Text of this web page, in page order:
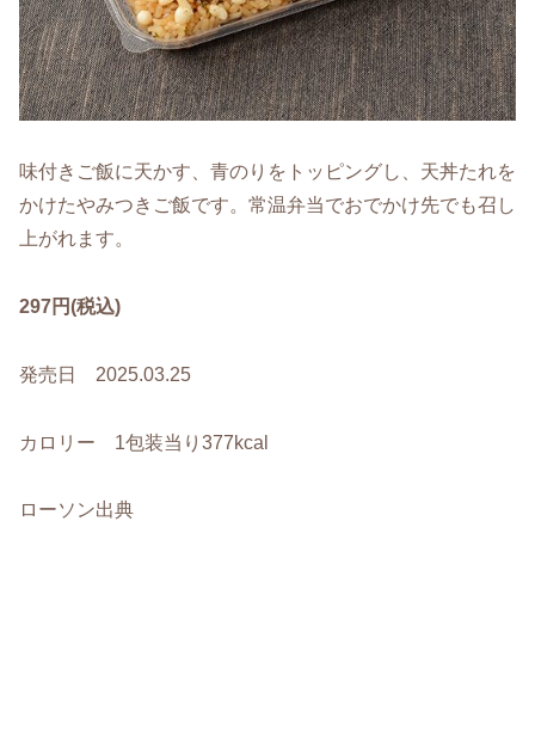
味付きご飯に天かす、青のりをトッピングし、天丼たれを
かけたやみつきご飯です。常温弁当でおでかけ先でも召し
上がれます。
297円(税込)
発売日 2025.03.25
カロリー 1包装当り377kcal
ローソン出典